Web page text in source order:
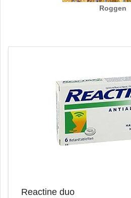
Roggen
Reactine duo